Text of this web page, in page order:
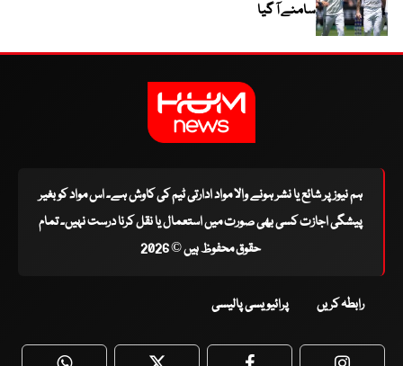
سامنے آ گیا
ہم نیوز پر شائع یا نشر ہونے والا مواد ادارتی ٹیم کی کاوش ہے۔ اس مواد کو بغیر
پیشگی اجازت کسی بھی صورت میں استعمال یا نقل کرنا درست نہیں۔ تمام
حقوق محفوظ ہیں © 2026
رابطہ کریں پرائیویسی پالیسی